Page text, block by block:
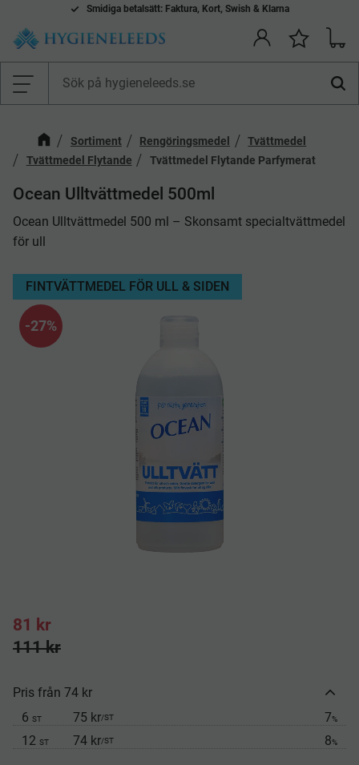
Meny
Smidiga betalsätt: Faktura, Kort, Swish & Klarna
Sortiment Rengöringsmedel
Tvättmedel
Tvättmedel Flytande
Tvättmedel Flytande Parfymerat
​Ocean Ulltvättmedel 500ml
Ocean Ulltvättmedel 500 ml – Skonsamt specialtvättmedel
för ull
27%
FINTVÄTTMEDEL FÖR ULL & SIDEN
Nedsatt pris:
81 kr
Ordinarie pris:
111kr
Pris från 74 kr
6 ST 75 kr/ST 7%
12 ST 74 kr/ST 8%